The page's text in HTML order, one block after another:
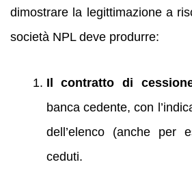
dimostrare la legittimazione a
società NPL deve produrre:
Il contratto di
banca cedente, con
dell’elenco (anche per
ceduti.